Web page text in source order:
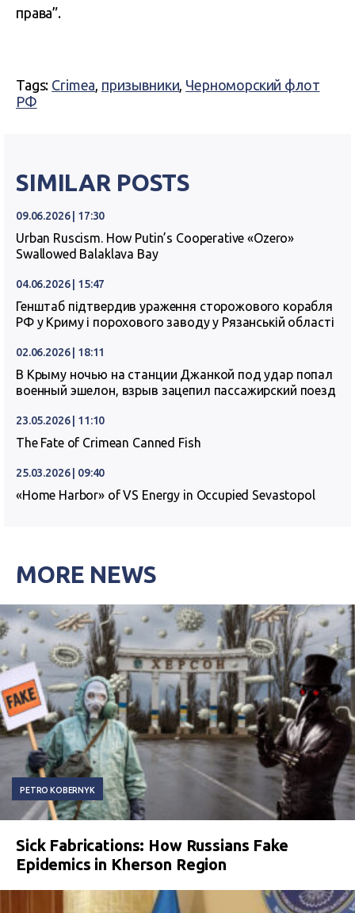
права”.
Tags: Crimea, призывники, Черноморский флот
РФ
SIMILAR POSTS
09.06.2026 | 17:30
Urban Ruscism. How Putin’s Cooperative «Ozero»
Swallowed Balaklava Bay
04.06.2026 | 15:47
Генштаб підтвердив ураження сторожового корабля
РФ у Криму і порохового заводу у Рязанській області
02.06.2026 | 18:11
В Крыму ночью на станции Джанкой под удар попал
военный эшелон, взрыв зацепил пассажирский поезд
23.05.2026 | 11:10
The Fate of Crimean Canned Fish
25.03.2026 | 09:40
«Home Harbor» of VS Energy in Occupied Sevastopol
MORE NEWS
PETRO KOBERNYK
Sick Fabrications: How Russians Fake
Epidemics in Kherson Region